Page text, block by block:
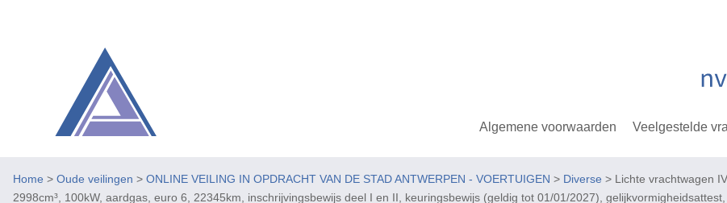
Algemene voorwaarden Veelgestelde
Home > Oude veilingen > ONLINE VEILING IN OPDRACHT VAN DE STAD ANTWERPEN - VOERTUIGEN > Diverse > Lichte vrachtwagen
2998cm³, 100kW, aardgas, euro 6, 22345km, inschrijvingsbewijs deel I en II, keuringsbewijs (geldig tot 01/01/2027),